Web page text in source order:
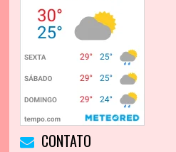
CONTATO